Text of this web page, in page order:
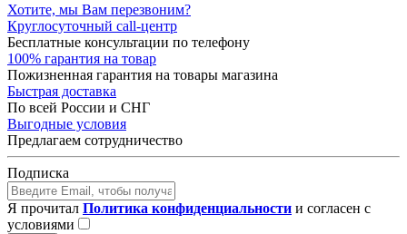
Хотите, мы Вам перезвоним?
Круглосуточный call-центр
Бесплатные консультации по телефону
100% гарантия на товар
Пожизненная гарантия на товары магазина
Быстрая доставка
По всей России и СНГ
Выгодные условия
Предлагаем сотрудничество
Подписка
Я прочитал Политика конфиденциальности и согласен с
условиями